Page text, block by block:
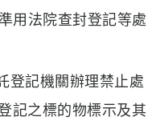
用法院查封登記等處
登記機關辦理禁止處
記之標的物標示及其